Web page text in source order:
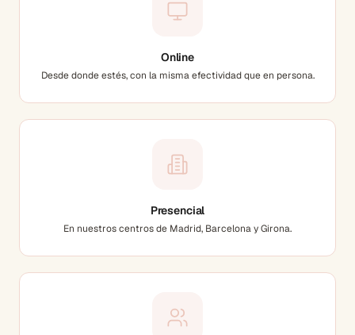
Online
Desde donde estés, con la misma efectividad que en persona.
Presencial
En nuestros centros de Madrid, Barcelona y Girona.